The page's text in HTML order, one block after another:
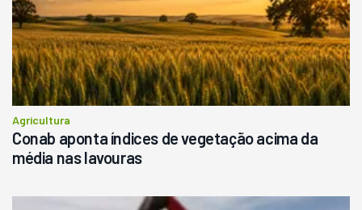
Agricultura
Conab aponta índices de vegetação acima da
média nas lavouras